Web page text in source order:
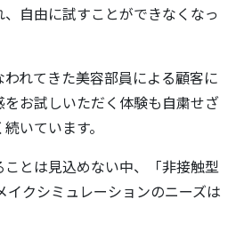
自由に試すことができなくなっ
れてきた美容部員による顧客に
お試しいただく体験も自粛せざ
いています。
とは見込めない中、「非接触型
イクシミュレーションのニーズは